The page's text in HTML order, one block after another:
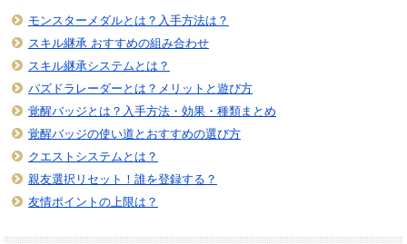
モンスターメダルとは？入手方法は？
スキル継承 おすすめの組み合わせ
スキル継承システムとは？
パズドラレーダーとは？メリットと遊び方
覚醒バッジとは？入手方法・効果・種類まとめ
覚醒バッジの使い道とおすすめの選び方
クエストシステムとは？
親友選択リセット！誰を登録する？
友情ポイントの上限は？